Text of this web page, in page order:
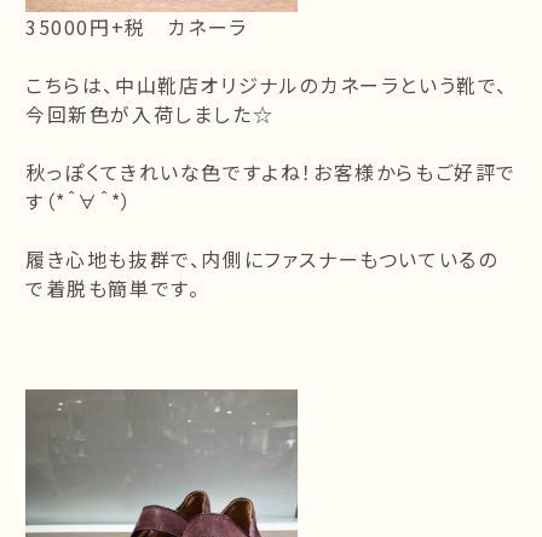
35000円+税 カネーラ
こちらは、中山靴店オリジナルのカネーラという靴で、
今回新色が入荷しました☆
秋っぽくてきれいな色ですよね！お客様からもご好評で
す（*＾∀＾*）
履き心地も抜群で、内側にファスナーもついているの
で着脱も簡単です。